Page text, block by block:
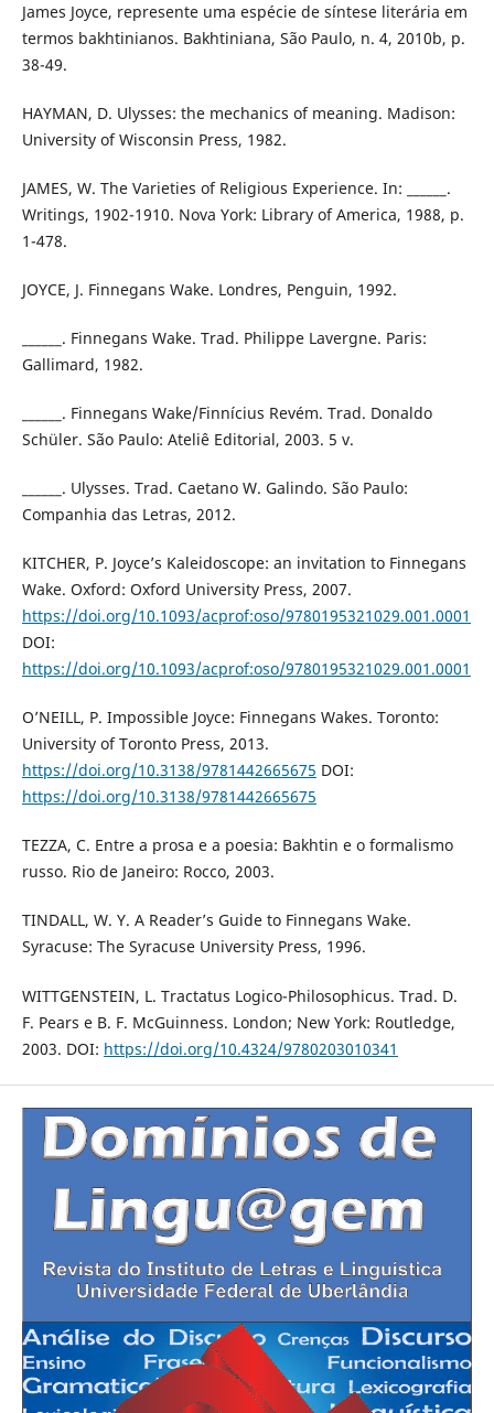
James Joyce, represente uma espécie de síntese literária em
termos bakhtinianos. Bakhtiniana, São Paulo, n. 4, 2010b, p.
38-49.
HAYMAN, D. Ulysses: the mechanics of meaning. Madison:
University of Wisconsin Press, 1982.
JAMES, W. The Varieties of Religious Experience. In: ______.
Writings, 1902-1910. Nova York: Library of America, 1988, p.
1-478.
JOYCE, J. Finnegans Wake. Londres, Penguin, 1992.
______. Finnegans Wake. Trad. Philippe Lavergne. Paris:
Gallimard, 1982.
______. Finnegans Wake/Finnícius Revém. Trad. Donaldo
Schüler. São Paulo: Ateliê Editorial, 2003. 5 v.
______. Ulysses. Trad. Caetano W. Galindo. São Paulo:
Companhia das Letras, 2012.
KITCHER, P. Joyce’s Kaleidoscope: an invitation to Finnegans
Wake. Oxford: Oxford University Press, 2007.
https://doi.org/10.1093/acprof:oso/9780195321029.001.0001
DOI:
https://doi.org/10.1093/acprof:oso/9780195321029.001.0001
O’NEILL, P. Impossible Joyce: Finnegans Wakes. Toronto:
University of Toronto Press, 2013.
https://doi.org/10.3138/9781442665675 DOI:
https://doi.org/10.3138/9781442665675
TEZZA, C. Entre a prosa e a poesia: Bakhtin e o formalismo
russo. Rio de Janeiro: Rocco, 2003.
TINDALL, W. Y. A Reader’s Guide to Finnegans Wake.
Syracuse: The Syracuse University Press, 1996.
WITTGENSTEIN, L. Tractatus Logico-Philosophicus. Trad. D.
F. Pears e B. F. McGuinness. London; New York: Routledge,
2003. DOI: https://doi.org/10.4324/9780203010341